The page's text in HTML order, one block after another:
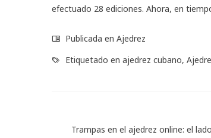
efectuado 28 ediciones. Ahora, en
Publicada en Ajedrez
Etiquetado en ajedrez cubano,
Trampas en el ajedrez online: el